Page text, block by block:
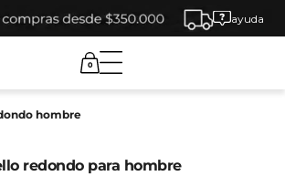
ayuda
0
hombre
redondo para hombre